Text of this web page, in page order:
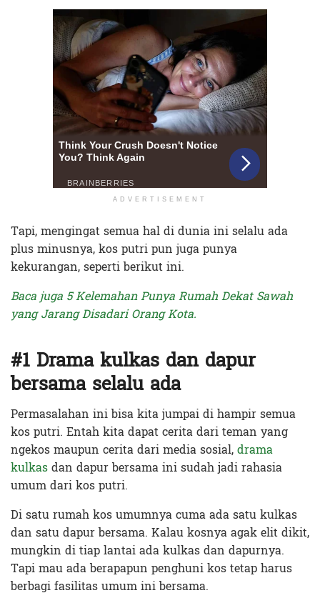
ADVERTISEMENT
Tapi, mengingat semua hal di dunia ini selalu ada
plus minusnya, kos putri pun juga punya
kekurangan, seperti berikut ini.
Baca juga 5 Kelemahan Punya Rumah Dekat Sawah
yang Jarang Disadari Orang Kota.
#1 Drama kulkas dan dapur
bersama selalu ada
Permasalahan ini bisa kita jumpai di hampir semua
kos putri. Entah kita dapat cerita dari teman yang
ngekos maupun cerita dari media sosial,drama
kulkasdan dapur bersama ini sudah jadi rahasia
umum dari kos putri.
Di satu rumah kos umumnya cuma ada satu kulkas
dan satu dapur bersama. Kalau kosnya agak elit dikit,
mungkin di tiap lantai ada kulkas dan dapurnya.
Tapi mau ada berapapun penghuni kos tetap harus
berbagi fasilitas umum ini bersama.